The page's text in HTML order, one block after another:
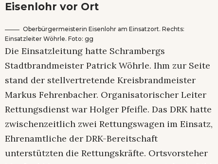
Eisenlohr vor Ort
Oberbürgermeisterin Eisenlohr am Einsatzort. Rechts:
Einsatzleiter Wöhrle. Foto: gg
Die Einsatzleitung hatte Schrambergs
Stadtbrandmeister Patrick Wöhrle. Ihm zur Seite
stand der stellvertretende Kreisbrandmeister
Markus Fehrenbacher. Organisatorischer Leiter
Rettungsdienst war Holger Pfeifle. Das DRK hatte
zwischenzeitlich zwei Rettungswagen im Einsatz,
Ehrenamtliche der DRK-Bereitschaft
unterstützten die Rettungskräfte. Ortsvorsteher